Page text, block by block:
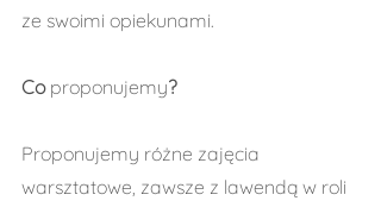
ze swoimi opiekunami.
Co proponujemy?
Proponujemy różne zajęcia
warsztatowe, zawsze z lawendą w roli